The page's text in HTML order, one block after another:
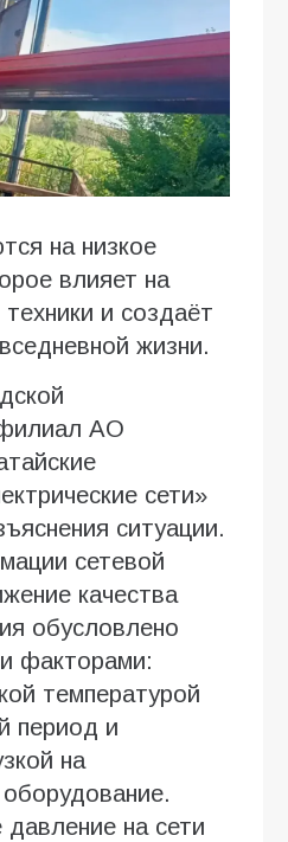
на низкое
влияет на
и создаёт
жизни.
АО
сети»
ситуации.
сетевой
качества
обусловлено
факторами:
температурой
период и
на
на сети